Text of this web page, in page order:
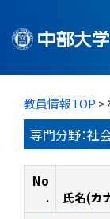
教員情報TOP >
専門分野：社
No
.
氏名(カ